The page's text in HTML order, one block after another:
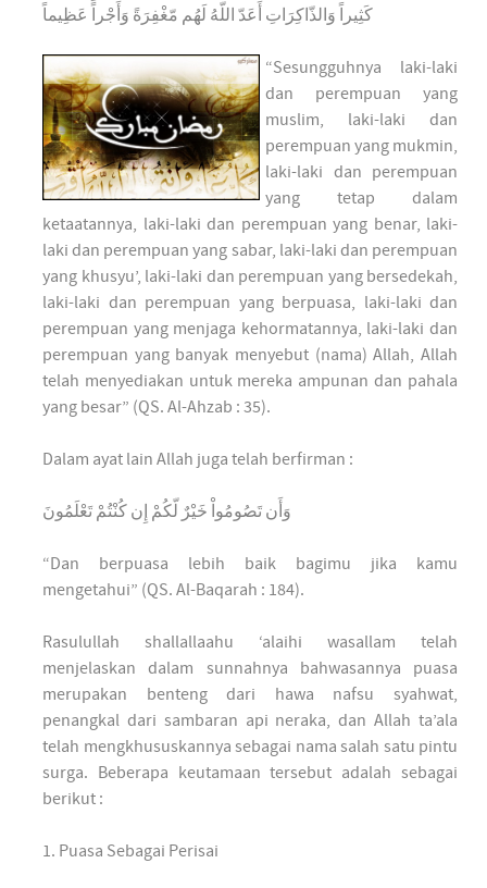
كَثِيراً وَالذّاكِرَاتِ أَعَدّ اللّهُ لَهُم مّغْفِرَةً وَأَجْراً عَظِيماً
“Sesungguhnya laki-laki
dan perempuan yang
muslim, laki-laki dan
perempuan yang mukmin,
laki-laki dan perempuan
yang tetap dalam
ketaatannya, laki-laki dan perempuan yang benar, laki-
laki dan perempuan yang sabar, laki-laki dan perempuan
yang khusyu’, laki-laki dan perempuan yang bersedekah,
laki-laki dan perempuan yang berpuasa, laki-laki dan
perempuan yang menjaga kehormatannya, laki-laki dan
perempuan yang banyak menyebut (nama) Allah, Allah
telah menyediakan untuk mereka ampunan dan pahala
yang besar” (QS. Al-Ahzab : 35).
Dalam ayat lain Allah juga telah berfirman :
وَأَن تَصُومُواْ خَيْرٌ لّكُمْ إِن كُنْتُمْ تَعْلَمُونَ
“Dan berpuasa lebih baik bagimu jika kamu
mengetahui” (QS. Al-Baqarah : 184).
Rasulullah shallallaahu ‘alaihi wasallam telah
menjelaskan dalam sunnahnya bahwasannya puasa
merupakan benteng dari hawa nafsu syahwat,
penangkal dari sambaran api neraka, dan Allah ta’ala
telah mengkhususkannya sebagai nama salah satu pintu
surga. Beberapa keutamaan tersebut adalah sebagai
berikut :
1. Puasa Sebagai Perisai